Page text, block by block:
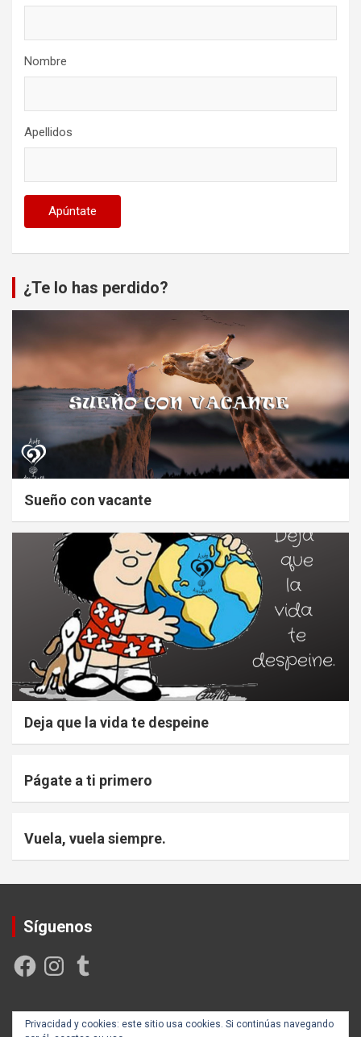
Nombre
Apellidos
¿Te lo has perdido?
Sueño con vacante
Deja que la vida te despeine
Págate a ti primero
Vuela, vuela siempre.
Síguenos
FacebookInstagramTumblr
Privacidad y cookies: este sitio usa cookies. Si continúas navegando
Creada y posicionada por Rogama Informática